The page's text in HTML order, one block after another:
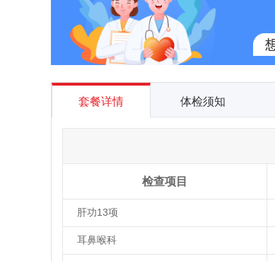
套餐详情 体检须知
检查项目
肝功13项
耳鼻喉科